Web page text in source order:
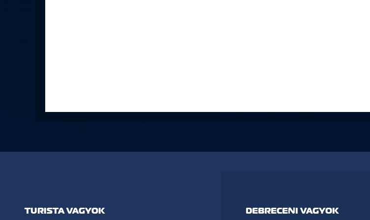
TURISTA VAGYOK DEBRECENI VAGYOK